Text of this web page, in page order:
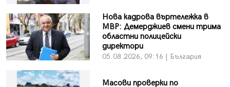
Нова кадрова въртележка в
МВР: Демерджиев смени трима
областни полицейски
директори
05.08.2026, 09:16 | България
Масови проверки по